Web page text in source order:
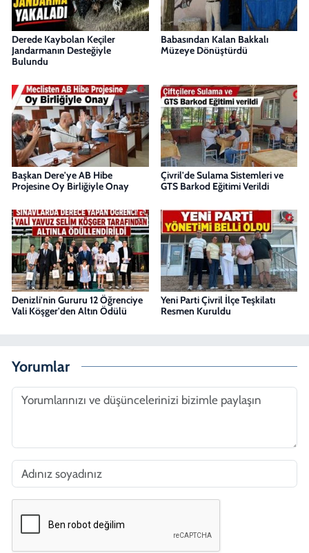
Derede Kaybolan Keçiler
Jandarmanın Desteğiyle
Bulundu
Babasından Kalan Bakkalı
Müzeye Dönüştürdü
Başkan Dere'ye AB Hibe
Projesine Oy Birliğiyle Onay
Çivril'de Sulama Sistemleri ve
GTS Barkod Eğitimi Verildi
Denizli'nin Gururu 12 Öğrenciye
Vali Köşger'den Altın Ödülü
Yeni Parti Çivril İlçe Teşkilatı
Resmen Kuruldu
Yorumlar